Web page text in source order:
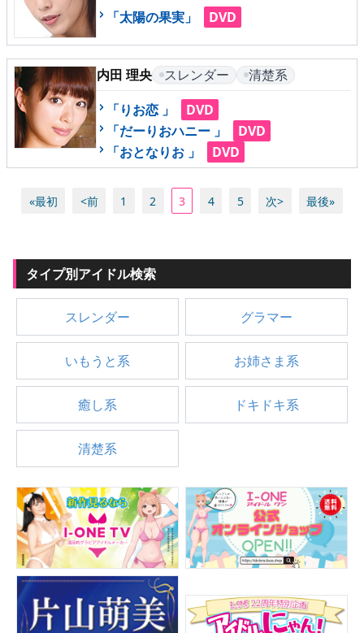
「太陽の果実」
DVD
内田 理央 スレンダー
清楚系
「りお恋 」
DVD
「だーりおハニー 」
DVD
「おとなりお 」
DVD
«最初 <前 1 2 3 4 5 次> 最後»
タイプ別アイドル検索
スレンダー グラマー
いもうと系 お姉さま系
癒し系 ドキドキ系
清楚系